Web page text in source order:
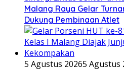
Malang Raya Gelar
Dukung Pembinaan Atlet
5 Agustus 20265 Agustus